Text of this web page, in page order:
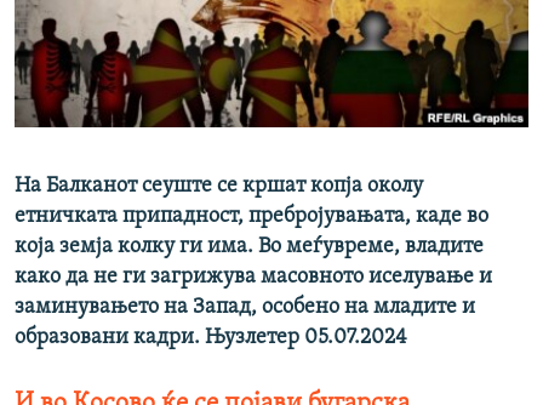
РСЕ веб страници
На Балканот сеуште се кршат копја околу
етничката припадност, пребројувањата, каде во
која земја колку ги има. Во меѓувреме, владите
како да не ги загрижува масовното иселување и
заминувањето на Запад, особено на младите и
образoвани кадри. Њузлетер 05.07.2024